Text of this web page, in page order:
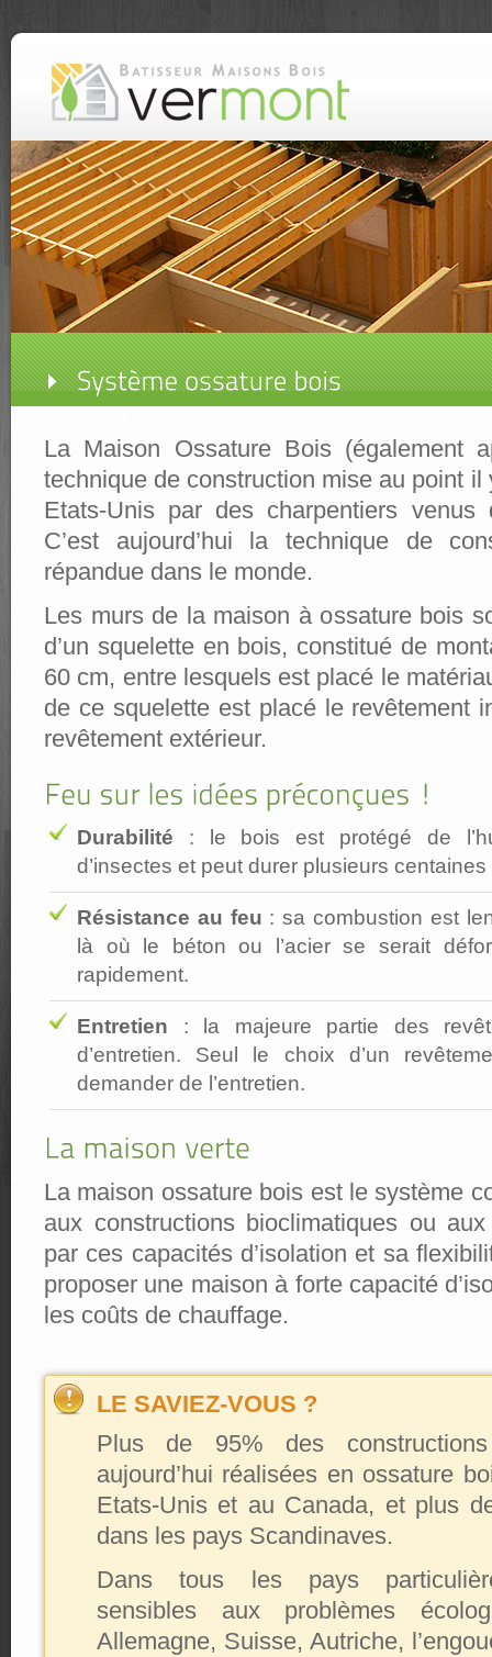
La Maison Ossature Bois (également
technique de construction mise au point il
Etats-Unis par des charpentiers
C’est aujourd’hui la technique de
répandue dans le monde.
Les murs de la maison à ossature bois
d’un squelette en bois, constitué de
60 cm, entre lesquels est placé le
de ce squelette est placé le revêtement
revêtement extérieur.
Durabilité : le bois est protégé de
d’insectes et peut durer plusieurs centaines
Résistance au feu : sa combustion est
là où le béton ou l’acier se serait
rapidement.
Entretien : la majeure partie des
d’entretien. Seul le choix d’un
demander de l’entretien.
La maison ossature bois est le système
aux constructions bioclimatiques ou
par ces capacités d’isolation et sa
proposer une maison à forte capacité
les coûts de chauffage.
LE SAVIEZ-VOUS ?
Plus de 95% des
aujourd’hui réalisées en ossature
Etats-Unis et au Canada, et plus
dans les pays Scandinaves.
Dans tous les pays
sensibles aux problèmes
Allemagne, Suisse, Autriche,